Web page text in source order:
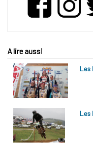
A lire aussi
Les
Les